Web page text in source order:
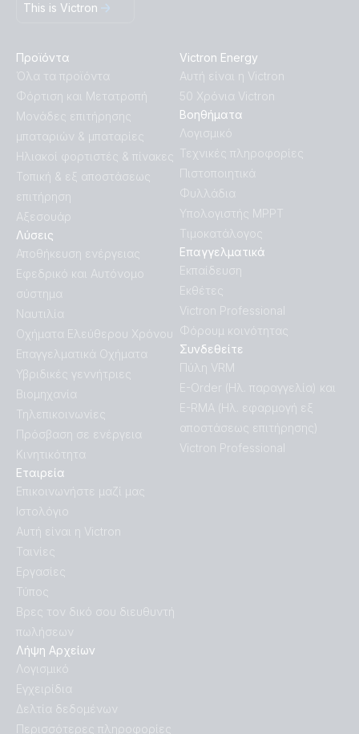
This is Victron
Προϊόντα
Όλα τα προϊόντα
Φόρτιση και Μετατροπή
Μονάδες επιτήρησης
μπαταριών & μπαταρίες
Ηλιακοί φορτιστές & πίνακες
Τοπική & εξ αποστάσεως
επιτήρηση
Αξεσουάρ
Victron Energy
Αυτή είναι η Victron
50 Χρόνια Victron
Λήψη Αρχείων
Λογισμικό
Εγχειρίδια
Δελτία δεδομένων
Περισσότερες πληροφορίες
Λύσεις
Αποθήκευση ενέργειας
Εφεδρικό και Αυτόνομο
σύστημα
Ναυτιλία
Οχήματα Ελεύθερου Χρόνου
Επαγγελματικά Οχήματα
Υβριδικές γεννήτριες
Βιομηχανία
Τηλεπικοινωνίες
Πρόσβαση σε ενέργεια
Κινητικότητα
Εταιρεία
Επικοινωνήστε μαζί μας
Ιστολόγιο
Αυτή είναι η Victron
Ταινίες
Εργασίες
Τύπος
Βρες τον δικό σου διευθυντή
πωλήσεων
Βοηθήματα
Λογισμικό
Τεχνικές πληροφορίες
Πιστοποιητικά
Φυλλάδια
Υπολογιστής MPPT
Τιμοκατάλογος
Επαγγελματικά
Εκπαίδευση
Εκθέτες
Victron Professional
Φόρουμ κοινότητας
Συνδεθείτε
Πύλη VRM
E-Order (Ηλ. παραγγελία) και
E-RMA (Ηλ. εφαρμογή εξ
αποστάσεως επιτήρησης)
Victron Professional